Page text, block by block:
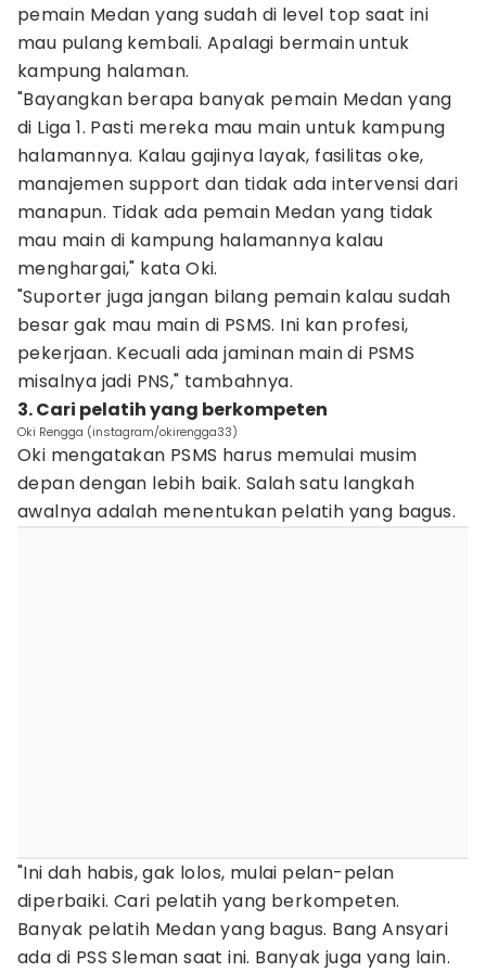
pemain Medan yang sudah di level top saat ini
mau pulang kembali. Apalagi bermain untuk
kampung halaman.
"Bayangkan berapa banyak pemain Medan yang
di Liga 1. Pasti mereka mau main untuk kampung
halamannya. Kalau gajinya layak, fasilitas oke,
manajemen support dan tidak ada intervensi dari
manapun. Tidak ada pemain Medan yang tidak
mau main di kampung halamannya kalau
menghargai," kata Oki.
"Suporter juga jangan bilang pemain kalau sudah
besar gak mau main di PSMS. Ini kan profesi,
pekerjaan. Kecuali ada jaminan main di PSMS
misalnya jadi PNS," tambahnya.
3. Cari pelatih yang berkompeten
Oki Rengga (instagram/okirengga33)
Oki mengatakan PSMS harus memulai musim
depan dengan lebih baik. Salah satu langkah
awalnya adalah menentukan pelatih yang bagus.
"Ini dah habis, gak lolos, mulai pelan-pelan
diperbaiki. Cari pelatih yang berkompeten.
Banyak pelatih Medan yang bagus. Bang Ansyari
ada di PSS Sleman saat ini. Banyak juga yang lain.